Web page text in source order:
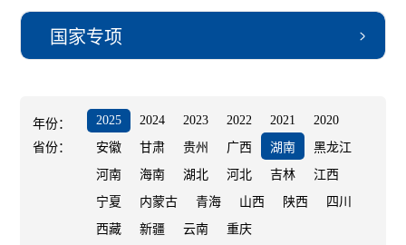
国家专项
高校专项
艺术类
年份： 2025 2024 2023 2022 2021
2020
省份：
安徽 甘肃 贵州 广西 湖南
黑龙江
河南
海南 湖北 河北 吉林
江西
宁夏
内蒙古 青海 山西 陕西
四川
西藏
新疆 云南
重庆